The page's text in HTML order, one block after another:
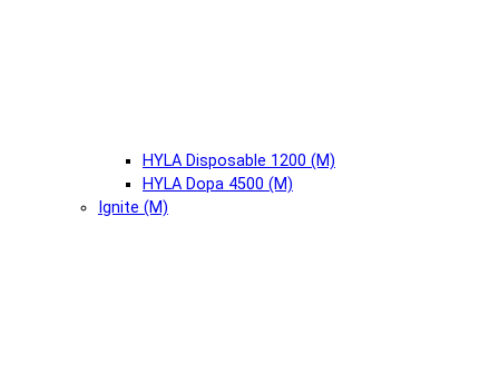
HYLA Disposable 1200 (М)
HYLA Dopa 4500 (М)
Ignite (М)